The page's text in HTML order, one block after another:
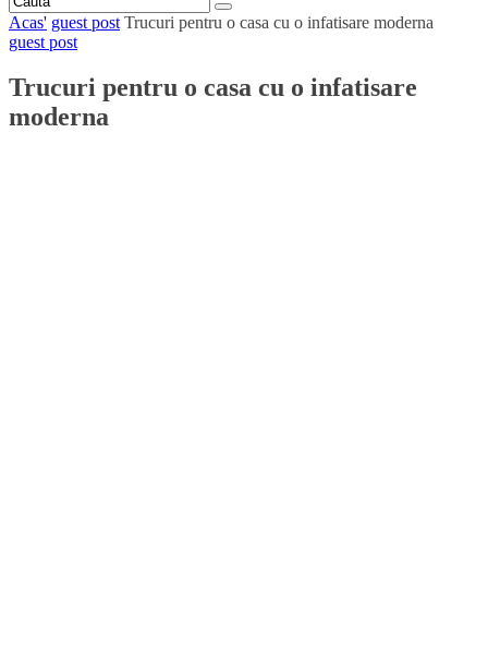
Acas' guest post Trucuri pentru o casa cu o infatisare moderna
guest post
Trucuri pentru o casa cu o infatisare
moderna